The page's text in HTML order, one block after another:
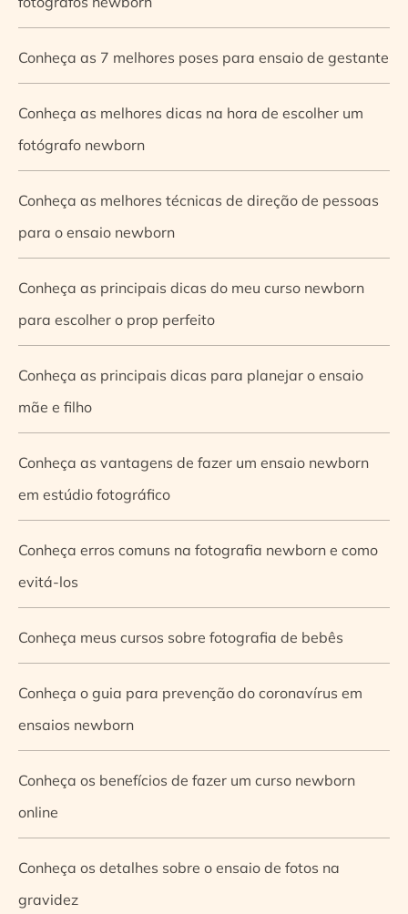
Conheça as 7 melhores poses para ensaio de gestante
Conheça as melhores dicas na hora de escolher um
fotógrafo newborn
Conheça as melhores técnicas de direção de pessoas
para o ensaio newborn
Conheça as principais dicas do meu curso newborn
para escolher o prop perfeito
Conheça as principais dicas para planejar o ensaio
mãe e filho
Conheça as vantagens de fazer um ensaio newborn
em estúdio fotográfico
Conheça erros comuns na fotografia newborn e como
evitá-los
Conheça meus cursos sobre fotografia de bebês
Conheça o guia para prevenção do coronavírus em
ensaios newborn
Conheça os benefícios de fazer um curso newborn
online
Conheça os detalhes sobre o ensaio de fotos na
gravidez